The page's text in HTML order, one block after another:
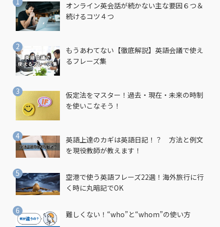
オンライン英会話が続かない主な要因６つ＆
続けるコツ４つ
もうあわてない【徹底解説】英語会議で使え
るフレーズ集
仮定法をマスター！過去・現在・未来の時制
を使いこなそう！
英語上達のカギは英語日記！？ 方法と例文
を現役教師が教えます！
空港で使う英語フレーズ22選！海外旅行に行
く時に丸暗記でOK
難しくない！“who”と“whom”の使い方